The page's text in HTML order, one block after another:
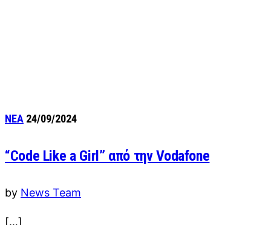
ΝΕΑ 24/09/2024
“Code Like a Girl” από την Vodafone
by News Team
[…]